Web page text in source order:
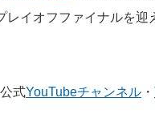
イオフファイナルを迎
式YouTubeチャンネル ・